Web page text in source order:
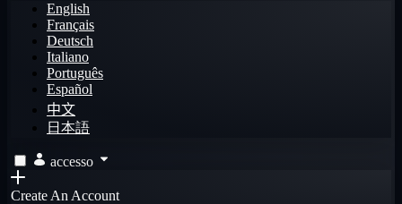
English
Français
Deutsch
Italiano
Português
Español
中文
日本語
accesso
Create An Account